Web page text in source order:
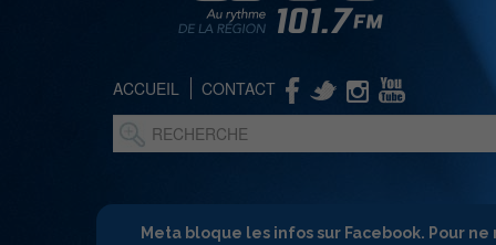
ACCUEIL CONTACT
Meta bloque les infos sur Facebook. Pour